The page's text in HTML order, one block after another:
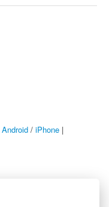
Android / iPhone |